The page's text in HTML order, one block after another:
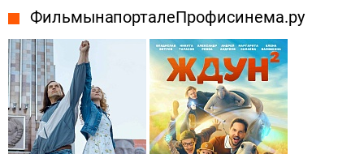
Фильмы на портале Профисинема.ру